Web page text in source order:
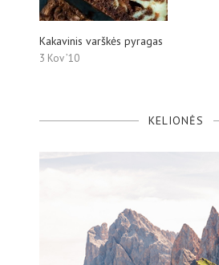
Kakavinis varškės pyragas
3 Kov ’10
KELIONĖS